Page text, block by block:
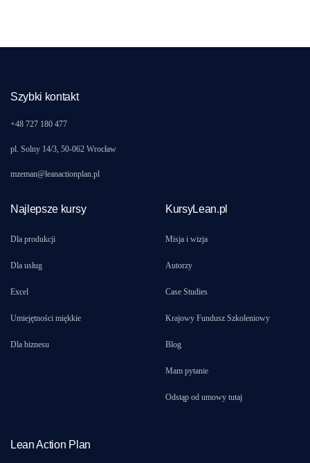
Szybki kontakt
+48 727 180 477
pl. Solny 14/3, 50-062 Wrocław
mzeman@leanactionplan.pl
Najlepsze kursy
Dla produkcji
Dla usług
Excel
Umiejętności miękkie
Dla biznesu
KursyLean.pl
Misja i wizja
Autorzy
Case Studies
Krajowy Fundusz Szkoleniowy
Blog
Mam pytanie
Odstąp od umowy tutaj
Lean Action Plan